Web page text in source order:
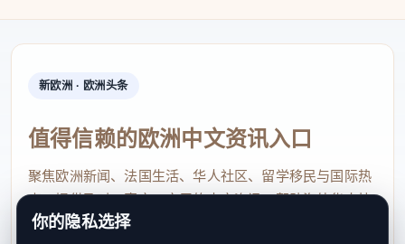
新欧洲 · 欧洲头条
值得信赖的欧洲中文资讯入口
聚焦欧洲新闻、法国生活、华人社区、留学移民与国际热
点，提供及时、真实、实用的中文资讯，帮助海外华人快
速了解欧洲动态。
你的隐私选择